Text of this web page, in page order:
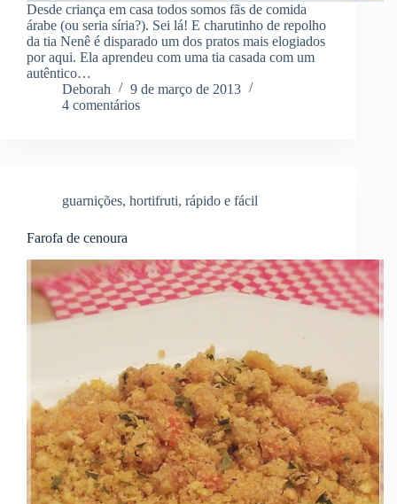
Desde criança em casa todos somos fãs de comida
árabe (ou seria síria?). Sei lá! E charutinho de repolho
da tia Nenê é disparado um dos pratos mais elogiados
por aqui. Ela aprendeu com uma tia casada com um
autêntico…
Deborah
9 de março de 2013
4 comentários
guarnições, hortifruti, rápido e fácil
Farofa de cenoura